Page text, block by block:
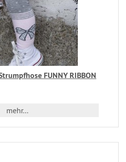
FUNNY RIBBON
mehr...